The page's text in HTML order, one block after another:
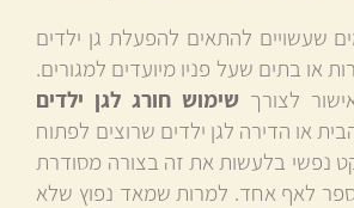
שעשויים להתאים להפעלת גן ילדים
או בתים שעל פניו מיועדים למגורים.
לצורך שימוש חורג לגן ילדים
או הדירה לגן ילדים שרוצים לפתוח
נפשי בלעשות את זה בצורה מסודרת
לאף אחד. למרות שמאד נפוץ שלא